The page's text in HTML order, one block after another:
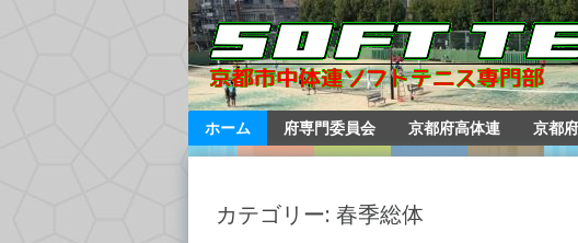
コ
ン
テ
ン
ツ
移
ホーム 府専門委員会 京都府高体連 京都
カテゴリー: 春季総体